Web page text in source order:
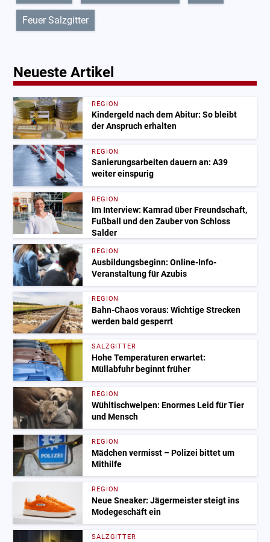
Feuer Salzgitter
Neueste Artikel
REGION
Kindergeld nach dem Abitur: So bleibt
der Anspruch erhalten
REGION
Sanierungsarbeiten dauern an: A39
weiter einspurig
REGION
Im Interview: Kamrad über Freundschaft,
Fußball und den Zauber von Schloss
Salder
REGION
Ausbildungsbeginn: Online-Info-
Veranstaltung für Azubis
REGION
Bahn-Chaos voraus: Wichtige Strecken
werden bald gesperrt
SALZGITTER
Hohe Temperaturen erwartet:
Müllabfuhr beginnt früher
REGION
Wühltischwelpen: Enormes Leid für Tier
und Mensch
REGION
Mädchen vermisst – Polizei bittet um
Mithilfe
REGION
Neue Sneaker: Jägermeister steigt ins
Modegeschäft ein
SALZGITTER